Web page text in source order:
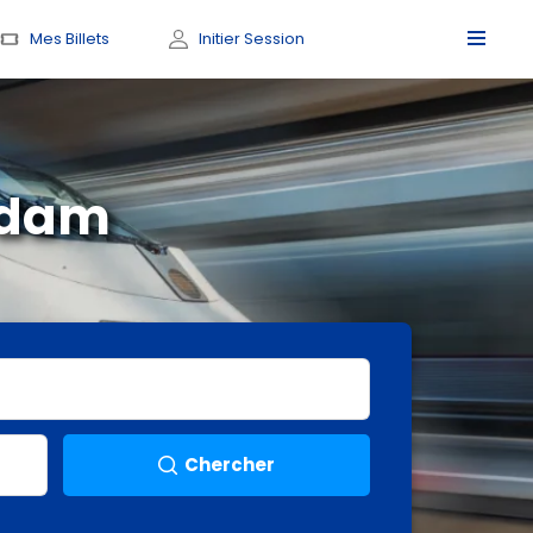
Mes Billets Initier Session
Chercher